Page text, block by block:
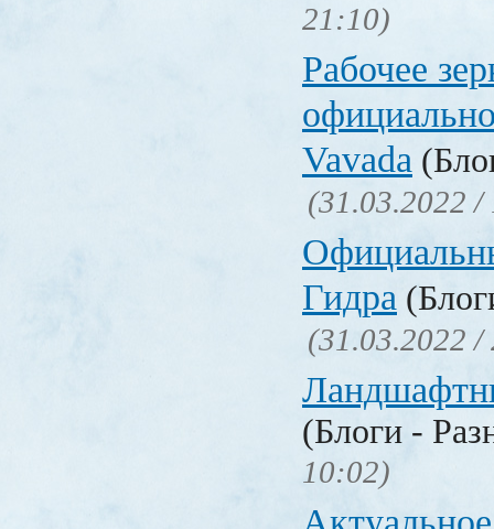
21:10)
Рабочее
Vavada
(31.03.2022 /
Гидра
(31.03.2022 /
(Блоги -
10:02)